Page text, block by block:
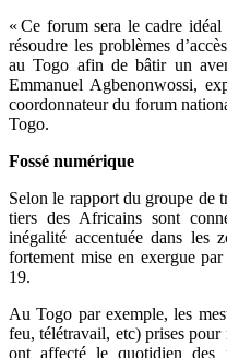
« Ce forum sera le cadre
résoudre les problèmes
au Togo afin de bâtir un
Emmanuel Agbenonwossi,
coordonnateur du forum
Togo.
Fossé numérique
Selon le rapport du groupe de
tiers des Africains sont
inégalité accentuée dans les
fortement mise en exergue
19.
Au Togo par exemple, les
feu, télétravail, etc) prises
ont affecté le quotidien des